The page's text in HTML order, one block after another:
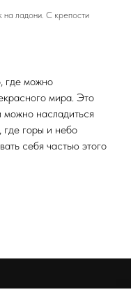
на ладони. С крепости
где можно
мира. Это
можно насладиться
где горы и небо
себя частью этого